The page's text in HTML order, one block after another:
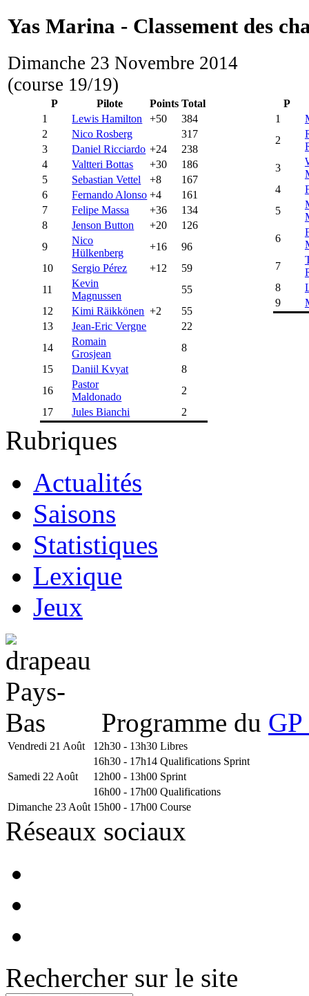
Yas Marina - Classement des
Dimanche 23 Novembre 2014
(course 19/19)
P Pilote Points Total
1
Lewis Hamilton +50
384
2
Nico Rosberg
317
3
Daniel Ricciardo +24
238
4
Valtteri Bottas +30
186
5
Sebastian Vettel +8
167
6
Fernando Alonso +4
161
7
Felipe Massa +36
134
8
Jenson Button +20
126
9
Nico
Hülkenberg
+16
96
10
Sergio Pérez +12
59
11
Kevin
Magnussen
55
12
Kimi Räikkönen +2
55
13
Jean-Eric Vergne
22
14
Romain
Grosjean
8
15
Daniil Kvyat
8
16
Pastor
Maldonado
2
17
Jules Bianchi 2
P
1
2
3
4
5
6
7
8
9
Rubriques
Actualités
Saisons
Statistiques
Lexique
Jeux
Programme du
Vendredi 21 Août 12h30 - 13h30 Libres
16h30 - 17h14 Qualifications Sprint
Samedi 22 Août
12h00 - 13h00 Sprint
16h00 - 17h00 Qualifications
Dimanche 23 Août 15h00 - 17h00 Course
Réseaux sociaux
Rechercher sur le site